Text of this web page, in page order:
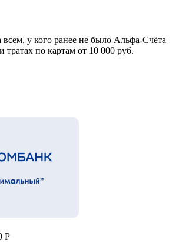
всем, у кого ранее не было Альфа-Счёта
тратах по картам от 10 000 руб.
Р